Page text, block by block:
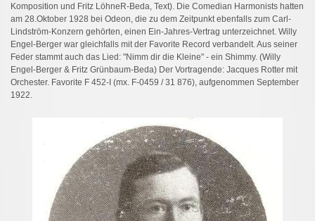
Komposition und Fritz LöhneR-Beda, Text). Die Comedian Harmonists hatten
am 28.Oktober 1928 bei Odeon, die zu dem Zeitpunkt ebenfalls zum Carl-
Lindström-Konzern gehörten, einen Ein-Jahres-Vertrag unterzeichnet. Willy
Engel-Berger war gleichfalls mit der Favorite Record verbandelt. Aus seiner
Feder stammt auch das Lied: "Nimm dir die Kleine" - ein Shimmy. (Willy
Engel-Berger & Fritz Grünbaum-Beda) Der Vortragende: Jacques Rotter mit
Orchester. Favorite F 452-I (mx. F-0459 / 31 876), aufgenommen September
1922.